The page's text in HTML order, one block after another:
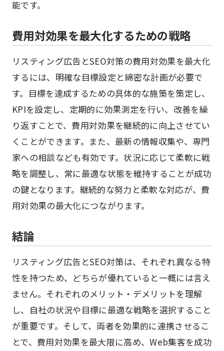
能です。
費用対効果を最大化するための戦略
リスティング広告とSEO対策の費用対効果を最大化
するには、明確な目標設定と綿密な計画が必要で
す。目標を達成するための具体的な施策を策定し、
KPIを設定し、定期的に効果測定を行い、改善を繰
り返すことで、費用対効果を継続的に向上させてい
くことができます。また、最新の情報収集や、専門
家への相談なども有効です。状況に応じて柔軟に戦
略を調整し、常に最適な状態を維持することが成功
の鍵となります。継続的な努力と柔軟な対応が、費
用対効果の最大化につながります。
結論
リスティング広告とSEO対策は、それぞれ異なる特
性を持つため、どちらが優れていると一概には言え
ません。それぞれのメリット・デメリットを理解
し、自社の状況や目標に最適な戦略を選択すること
が重要です。そして、両者を効果的に連携させるこ
とで、費用対効果を最大限に高め、Web集客を成功